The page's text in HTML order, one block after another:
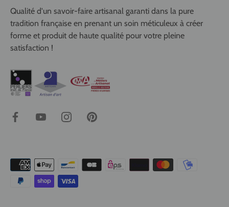
Qualité d'un savoir-faire artisanal garanti dans la pure
tradition française en prenant un soin méticuleux à créer
forme et produit de haute qualité pour votre pleine
satisfaction !